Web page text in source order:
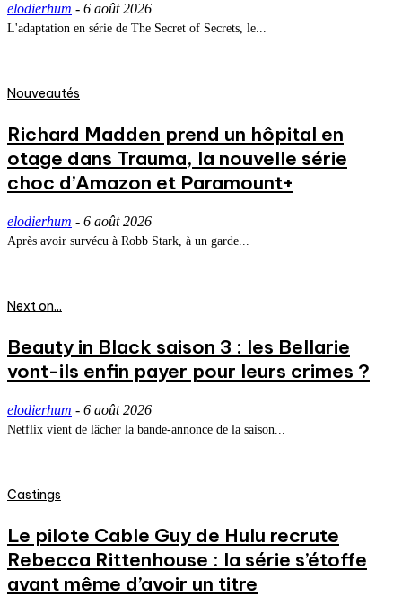
elodierhum - 6 août 2026
L'adaptation en série de The Secret of Secrets, le...
Nouveautés
Richard Madden prend un hôpital en
otage dans Trauma, la nouvelle série
choc d’Amazon et Paramount+
elodierhum - 6 août 2026
Après avoir survécu à Robb Stark, à un garde...
Next on...
Beauty in Black saison 3 : les Bellarie
vont-ils enfin payer pour leurs crimes ?
elodierhum - 6 août 2026
Netflix vient de lâcher la bande-annonce de la saison...
Castings
Le pilote Cable Guy de Hulu recrute
Rebecca Rittenhouse : la série s’étoffe
avant même d’avoir un titre